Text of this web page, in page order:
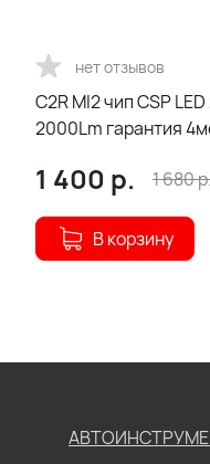
нет отзывов
C2R MI2 чип CSP
2000Lm гарантия
1 400 р. 1 680
В корзину